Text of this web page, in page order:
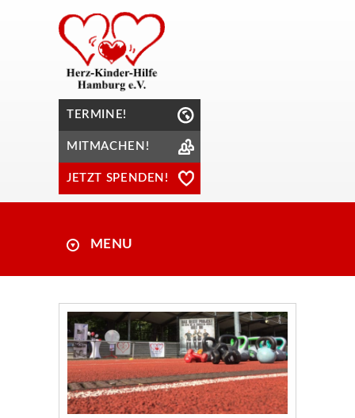
TERMINE!
MITMACHEN!
JETZT SPENDEN!
MENU